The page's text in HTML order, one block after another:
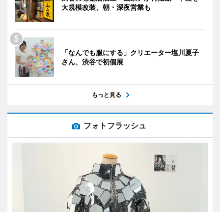
大規模改装、朝・深夜営業も
「なんでも服にする」クリエーター塩川夏子
さん、渋谷で初個展
もっと見る
フォトフラッシュ